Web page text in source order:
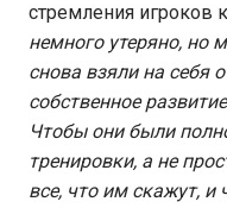
стремления игроков
немного утеряно, но
снова взяли на себя
собственное
Чтобы они были
тренировки, а не
все, что им скажут,